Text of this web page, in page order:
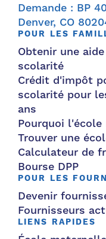
Demande : BP
Denver, CO
POUR LES
Obtenir une
scolarité
Crédit d'impôt
scolarité pour
ans
Pourquoi
Trouver une
Calculateur de
Bourse DPP
POUR LES
Devenir
Fournisseurs
LIENS RAPIDES